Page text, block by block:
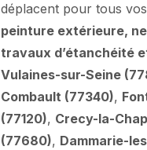
déplacent pour tous vos
peinture extérieure,
travaux d’étanchéité
Vulaines-sur-Seine
Combault (77340),
(77120), Crecy-la-
(77680), Dammarie-